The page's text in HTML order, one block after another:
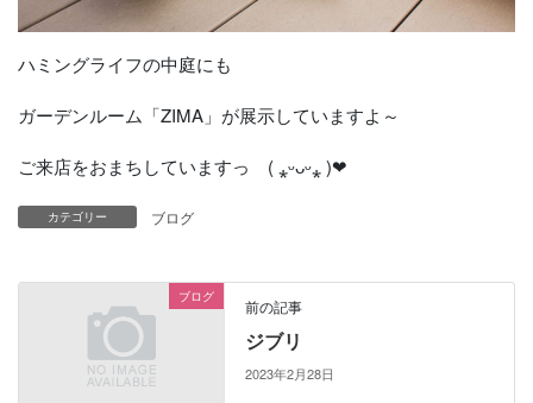
ハミングライフの中庭にも
ガーデンルーム「ZIMA」が展示していますよ～
ご来店をおまちしていますっ ( ⁎ᵕᴗᵕ⁎ )❤︎
カテゴリー ブログ
ブログ 前の記事
ジブリ
2023年2月28日